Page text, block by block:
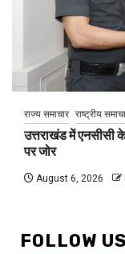
राज्य समाचार राष्ट्रीय
उत्तराखंड में एनसीसी
पर जोर
August 6, 2026
FOLLOW US